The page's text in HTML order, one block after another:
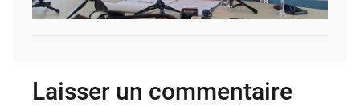
Laisser un commentaire